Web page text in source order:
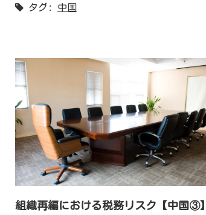
タグ: 中国
組織再編における税務リスク【中国③】